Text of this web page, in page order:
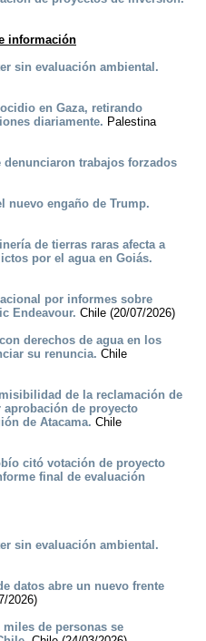
información
sin evaluación ambiental.
en Gaza, retirando
diariamente. Palestina
denunciaron trabajos forzados
nuevo engaño de Trump.
de tierras raras afecta a
por el agua en Goiás.
por informes sobre
Endeavour. Chile (20/07/2026)
derechos de agua en los
su renuncia. Chile
de la reclamación de
aprobación de proyecto
de Atacama. Chile
citó votación de proyecto
final de evaluación
sin evaluación ambiental.
datos abre un nuevo frente
2026)
miles de personas se